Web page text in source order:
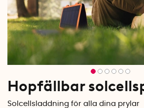
Hopfällbar
Solcellsladdning för alla dina prylar